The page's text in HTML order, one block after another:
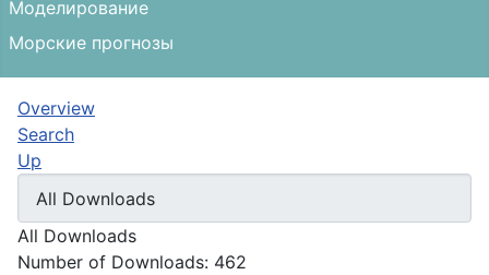
Моделирование
Морские прогнозы
Overview
Search
Up
All Downloads
Number of Downloads: 462